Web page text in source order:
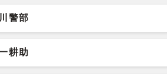
警部
耕助